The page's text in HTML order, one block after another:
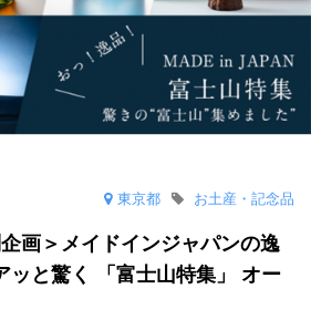
東京都 お土産・記念品
画＞メイドインジャパンの逸
ッと驚く 「富士山特集」 オー